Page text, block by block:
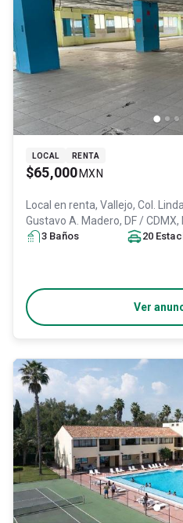
LOCAL RENTA
$65,000 MXN
Local en renta, Vallejo, Col.
Gustavo A. Madero, DF / CDMX,
29759450
3 Baños 20
Ver